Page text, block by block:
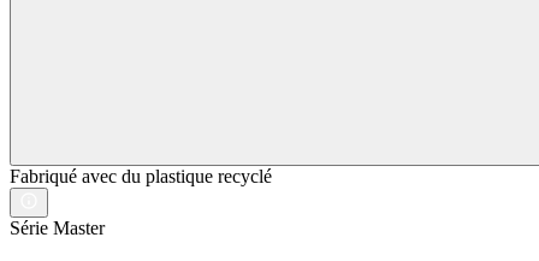
Fabriqué avec du plastique recyclé
Série Master